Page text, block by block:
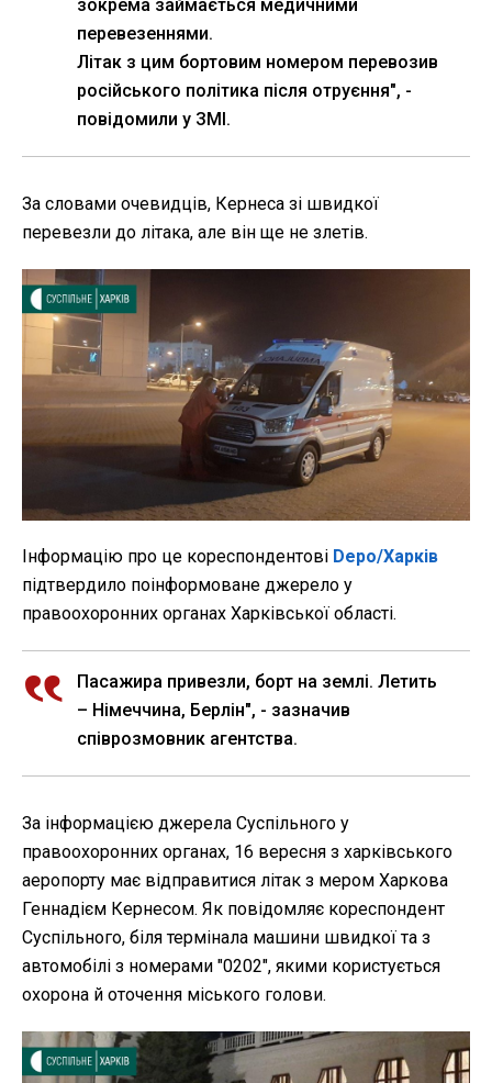
зокрема займається медичними
перевезеннями.
Літак з цим бортовим номером перевозив
російського політика після отруєння", -
повідомили у ЗМІ.
За словами очевидців, Кернеса зі швидкої
перевезли до літака, але він ще не злетів.
Інформацію про це кореспондентові Depo/Харків
підтвердило поінформоване джерело у
правоохоронних органах Харківської області.
Пасажира привезли, борт на землі. Летить
– Німеччина, Берлін", - зазначив
співрозмовник агентства.
За інформацією джерела Суспільного у
правоохоронних органах, 16 вересня з харківського
аеропорту має відправитися літак з мером Харкова
Геннадієм Кернесом. Як повідомляє кореспондент
Суспільного, біля термінала машини швидкої та з
автомобілі з номерами "0202", якими користується
охорона й оточення міського голови.